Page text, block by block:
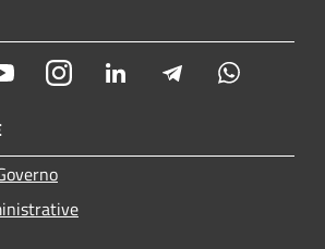
YoutubeInstagram LinkedIn Telegram